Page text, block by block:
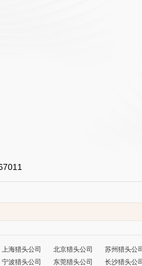
上海猎头公司 北京猎头公司 苏州猎头公司
宁波猎头公司 东莞猎头公司 长沙猎头公